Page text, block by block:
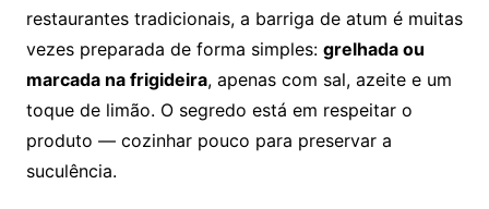
restaurantes tradicionais, a barriga de atum é muitas
vezes preparada de forma simples: grelhada ou
marcada na frigideira, apenas com sal, azeite e um
toque de limão. O segredo está em respeitar o
produto — cozinhar pouco para preservar a
suculência.